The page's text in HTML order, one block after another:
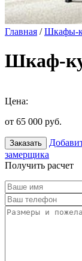
Главная /Шкафы-
Шкаф-
Цена:
от 65 000 руб.
Заказать
замерщика
Получить расчет